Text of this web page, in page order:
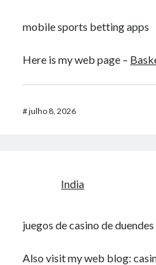
mobile sports betting apps
Here is my web page –
#julho 8, 2026
India
juegos de casino de duendes
Also visit my web blog: